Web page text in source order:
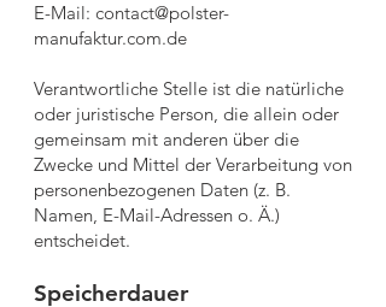
E-Mail: contact@polster-
manufaktur.com.de
Verantwortliche Stelle ist die natürliche
oder juristische Person, die allein oder
gemeinsam mit anderen über die
Zwecke und Mittel der Verarbeitung von
personenbezogenen Daten (z. B.
Namen, E-Mail-Adressen o. Ä.)
entscheidet.
Speicherdauer